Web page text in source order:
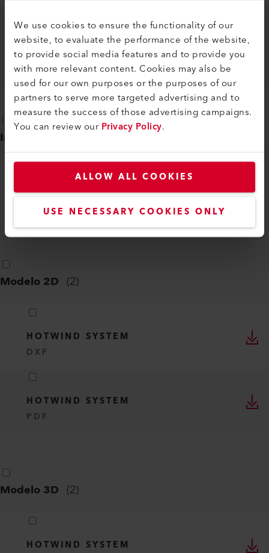
We use cookies to ensure the functionality of our
website, to evaluate the performance of the website,
to provide social media features and to provide you
with more relevant content. Cookies may also be
used for our own purposes or the purposes of our
partners to serve more targeted advertising and to
measure the success of those advertising campaigns.
You can review ourPrivacy Policy.
ALLOW ALL COOKIES
USE NECESSARY COOKIES ONLY
HOTWIND PREMIUM/SYSTEM - SN
260401XXXX
DE, EN, IT, FR, ES, ...PDF
Instrucciones de seguridad 1
PROCESS HEAT
DE, EN, IT, FR, ES, ...PDF
Modelo 2D (2)
HOTWIND SYSTEM
DXF
HOTWIND SYSTEM
PDF
Modelo 3D (2)
HOTWIND SYSTEM